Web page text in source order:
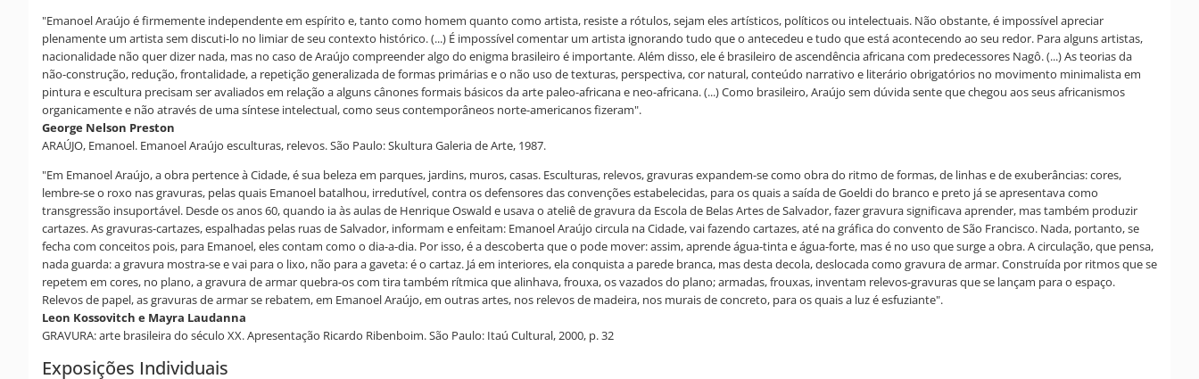
"Emanoel Araújo é firmemente independente em espírito e, tanto como homem quanto como artista, resiste a rótulos, sejam eles artísticos, políticos ou intelectuais. Não obstante, é impossível apreciar
plenamente um artista sem discuti-lo no limiar de seu contexto histórico. (...) É impossível comentar um artista ignorando tudo que o antecedeu e tudo que está acontecendo ao seu redor. Para alguns artistas,
nacionalidade não quer dizer nada, mas no caso de Araújo compreender algo do enigma brasileiro é importante. Além disso, ele é brasileiro de ascendência africana com predecessores Nagô. (...) As teorias da
não-construção, redução, frontalidade, a repetição generalizada de formas primárias e o não uso de texturas, perspectiva, cor natural, conteúdo narrativo e literário obrigatórios no movimento minimalista em
pintura e escultura precisam ser avaliados em relação a alguns cânones formais básicos da arte paleo-africana e neo-africana. (...) Como brasileiro, Araújo sem dúvida sente que chegou aos seus africanismos
organicamente e não através de uma síntese intelectual, como seus contemporâneos norte-americanos fizeram".
George Nelson Preston
ARAÚJO, Emanoel. Emanoel Araújo esculturas, relevos. São Paulo: Skultura Galeria de Arte, 1987.
"Em Emanoel Araújo, a obra pertence à Cidade, é sua beleza em parques, jardins, muros, casas. Esculturas, relevos, gravuras expandem-se como obra do ritmo de formas, de linhas e de exuberâncias: cores,
lembre-se o roxo nas gravuras, pelas quais Emanoel batalhou, irredutível, contra os defensores das convenções estabelecidas, para os quais a saída de Goeldi do branco e preto já se apresentava como
transgressão insuportável. Desde os anos 60, quando ia às aulas de Henrique Oswald e usava o ateliê de gravura da Escola de Belas Artes de Salvador, fazer gravura significava aprender, mas também produzir
cartazes. As gravuras-cartazes, espalhadas pelas ruas de Salvador, informam e enfeitam: Emanoel Araújo circula na Cidade, vai fazendo cartazes, até na gráfica do convento de São Francisco. Nada, portanto, se
fecha com conceitos pois, para Emanoel, eles contam como o dia-a-dia. Por isso, é a descoberta que o pode mover: assim, aprende água-tinta e água-forte, mas é no uso que surge a obra. A circulação, que pensa,
nada guarda: a gravura mostra-se e vai para o lixo, não para a gaveta: é o cartaz. Já em interiores, ela conquista a parede branca, mas desta decola, deslocada como gravura de armar. Construída por ritmos que se
repetem em cores, no plano, a gravura de armar quebra-os com tira também rítmica que alinhava, frouxa, os vazados do plano; armadas, frouxas, inventam relevos-gravuras que se lançam para o espaço.
Relevos de papel, as gravuras de armar se rebatem, em Emanoel Araújo, em outras artes, nos relevos de madeira, nos murais de concreto, para os quais a luz é esfuziante".
Leon Kossovitch e Mayra Laudanna
GRAVURA: arte brasileira do século XX. Apresentação Ricardo Ribenboim. São Paulo: Itaú Cultural, 2000, p. 32
Exposições Individuais